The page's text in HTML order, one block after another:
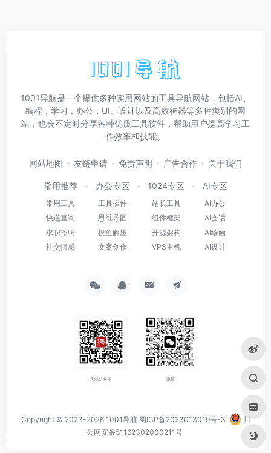
1001导航是一个提供多种实用网站的工具导航网站，包括AI、
编程，学习，办公，UI、设计以及高效神器等多种类别的网
站，也会不定时分享各种优质工具软件，帮助用户提高学习工
作效率和技能。
网站地图 友链申请 免责声明 广告合作 关于我们
常用推荐
常用工具
快递查询
求职招聘
社交情感
办公专区
工具插件
思维导图
摸鱼解压
文案创作
1024专区
站长工具
组件框架
开源架构
VPS主机
AI专区
AI办公
AI会话
AI绘画
AI设计
关注公众号 微信
Copyright © 2023-2026 1001导航 蜀ICP备2023013019号-3
川
公网安备51162302000211号